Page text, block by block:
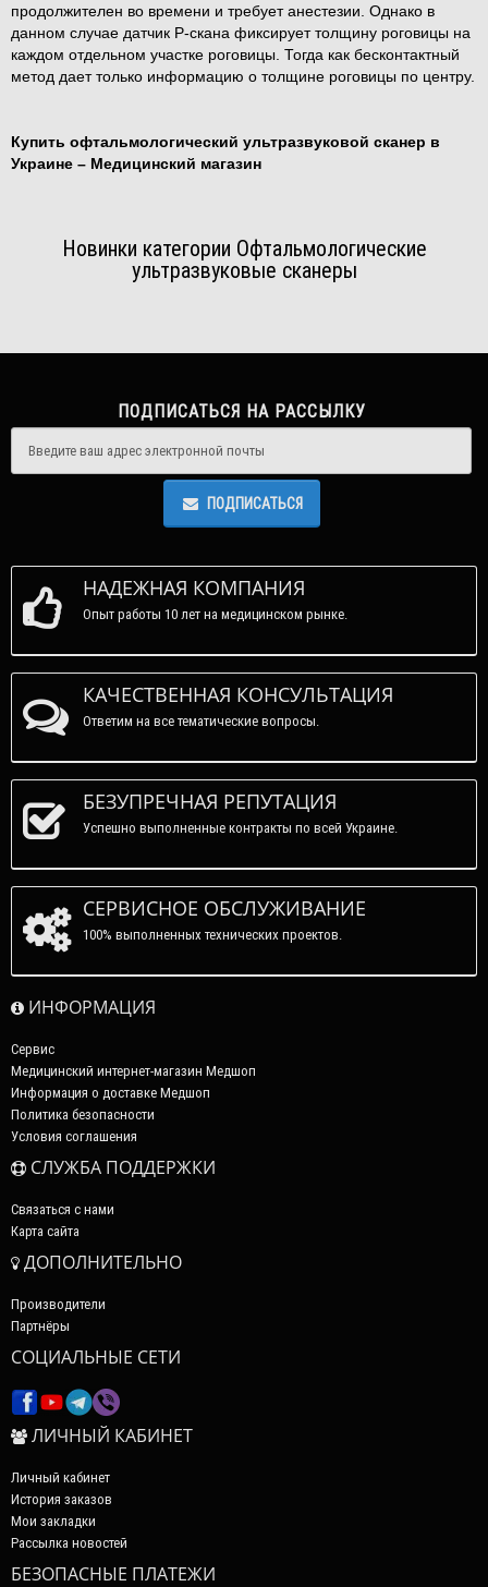
продолжителен во времени и требует анестезии. Однако в
данном случае датчик Р-скана фиксирует толщину роговицы на
каждом отдельном участке роговицы. Тогда как бесконтактный
метод дает только информацию о толщине роговицы по центру.
Купить офтальмологический ультразвуковой сканер в
Украине – Медицинский магазин
Новинки категории Офтальмологические
ультразвуковые сканеры
ПОДПИСАТЬСЯ НА РАССЫЛКУ
ПОДПИСАТЬСЯ
НАДЕЖНАЯ КОМПАНИЯ
Опыт работы 10 лет на медицинском рынке.
КАЧЕСТВЕННАЯ КОНСУЛЬТАЦИЯ
Ответим на все тематические вопросы.
БЕЗУПРЕЧНАЯ РЕПУТАЦИЯ
Успешно выполненные контракты по всей Украине.
СЕРВИСНОЕ ОБСЛУЖИВАНИЕ
100% выполненных технических проектов.
ИНФОРМАЦИЯ
Сервис
Медицинский интернет-магазин Медшоп
Информация о доставке Медшоп
Политика безопасности
Условия соглашения
СЛУЖБА ПОДДЕРЖКИ
Связаться с нами
Карта сайта
ДОПОЛНИТЕЛЬНО
Производители
Партнёры
СОЦИАЛЬНЫЕ СЕТИ
ЛИЧНЫЙ КАБИНЕТ
Личный кабинет
История заказов
Мои закладки
Рассылка новостей
БЕЗОПАСНЫЕ ПЛАТЕЖИ